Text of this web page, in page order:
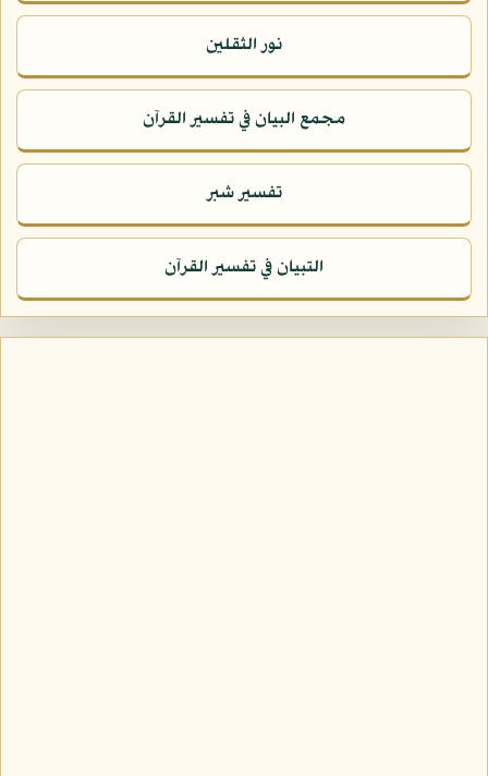
نور الثقلين
مجمع البيان في تفسير القرآن
تفسير شبر
التبيان في تفسير القرآن